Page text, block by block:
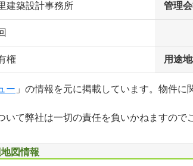
建築設計事務所 管理
権 用途
ー 」の情報を元に掲載しています。物件
て弊社は一切の責任を負いかねますので
図情報